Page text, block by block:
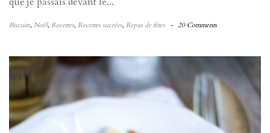
Biscuits, Noël, Recettes, Recettes sucrées, Repas de fêtes - 20 Comments